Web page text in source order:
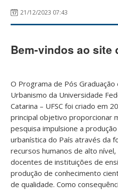
21/12/2023 07:43
Bem-vindos ao site
O Programa de Pós
Urbanismo da Universidade
Catarina – UFSC foi criado em
principal objetivo proporcionar
pesquisa impulsione a
urbanística do País através da
recursos humanos de alto
docentes de instituições de
produção de conhecimento
de qualidade. Como